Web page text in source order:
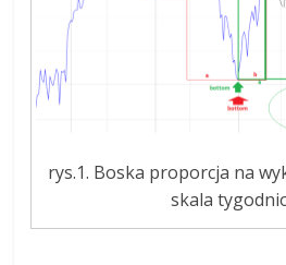
rys.1. Boska proporcja na
skala